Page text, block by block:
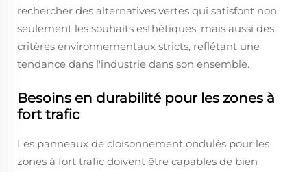
rechercher des alternatives vertes qui satisfont non
seulement les souhaits esthétiques, mais aussi des
critères environnementaux stricts, reflétant une
tendance dans l'industrie dans son ensemble.
Besoins en durabilité pour les zones à
fort trafic
Les panneaux de cloisonnement ondulés pour les
zones à fort trafic doivent être capables de bien